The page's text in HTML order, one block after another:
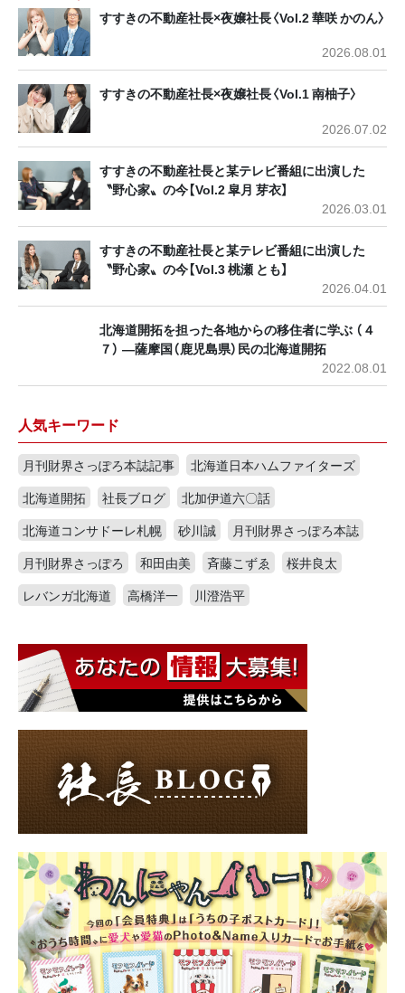
すすきの不動産社長×夜嬢社長〈Vol.2 華咲 かのん〉
2026.08.01
すすきの不動産社長×夜嬢社長〈Vol.1 南柚子〉
2026.07.02
すすきの不動産社長と某テレビ番組に出演した
〝野心家〟の今【Vol.2 皐月 芽衣】
2026.03.01
すすきの不動産社長と某テレビ番組に出演した
〝野心家〟の今【Vol.3 桃瀬 とも】
2026.04.01
北海道開拓を担った各地からの移住者に学ぶ （４
７） ―薩摩国（鹿児島県）民の北海道開拓
2022.08.01
人気キーワード
月刊財界さっぽろ本誌記事
北海道日本ハムファイターズ
北海道開拓
社長ブログ
北加伊道六〇話
北海道コンサドーレ札幌
砂川誠
月刊財界さっぽろ本誌
月刊財界さっぽろ
和田由美 斉藤こずゑ
桜井良太
レバンガ北海道
高橋洋一 川澄浩平